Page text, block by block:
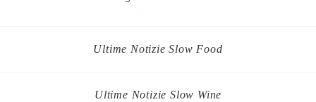
Ultime Notizie Slow Food
Ultime Notizie Slow Wine